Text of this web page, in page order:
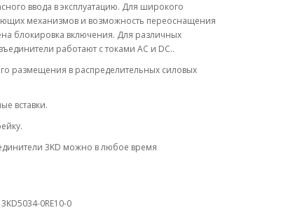
ввода в эксплуатацию. Для широкого
механизмов и возможность переоснащения
блокировка включения. Для различных
работают с токами AC и DC..
размещения в распределительных силовых
вставки.
3KD можно в любое время
0RE10-0